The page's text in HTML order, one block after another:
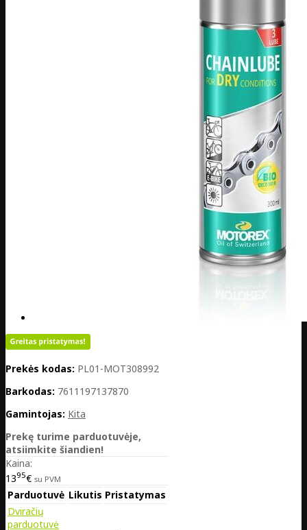
Prekės kodas: PL01-MOT308992
Barkodas: 7611197137870
Gamintojas: Kita
Prekę turime parduotuvėje,
atsiimkite šiandien!
Kaina:
1395€ su PVM
Parduotuvė Likutis Pristatymas
Dviračių
parduotuvė